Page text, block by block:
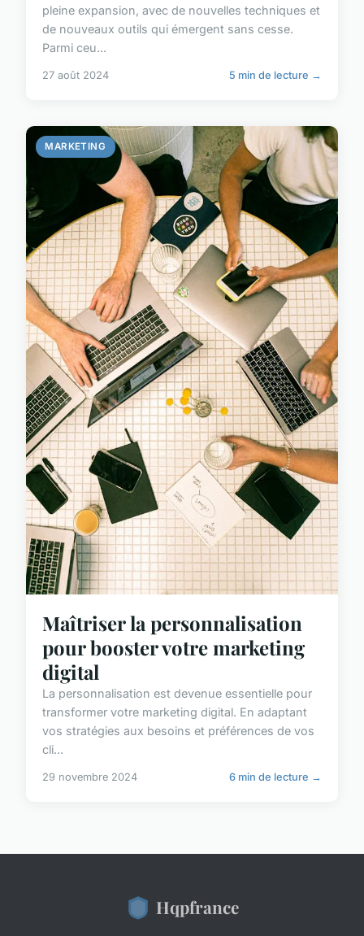
pleine expansion, avec de nouvelles techniques et
de nouveaux outils qui émergent sans cesse.
Parmi ceu...
27 août 2024 5 min de lecture →
MARKETING
Maîtriser la personnalisation
pour booster votre marketing
digital
La personnalisation est devenue essentielle pour
transformer votre marketing digital. En adaptant
vos stratégies aux besoins et préférences de vos
cli...
29 novembre 2024 6 min de lecture →
Hqpfrance